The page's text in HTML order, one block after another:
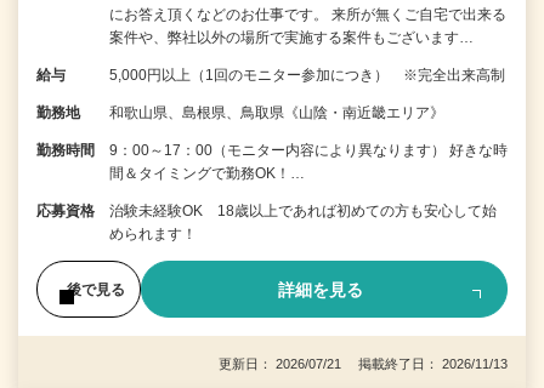
にお答え頂くなどのお仕事です。 来所が無くご自宅で出来る
案件や、弊社以外の場所で実施する案件もございます…
給与 5,000円以上（1回のモニター参加につき） ※完全出来高制
勤務地 和歌山県、島根県、鳥取県《山陰・南近畿エリア》
勤務時間
9：00～17：00（モニター内容により異なります） 好きな時
間＆タイミングで勤務OK！…
応募資格
治験未経験OK 18歳以上であれば初めての方も安心して始
められます！
後で見る 詳細を見る
更新日： 2026/07/21 掲載終了日： 2026/11/13